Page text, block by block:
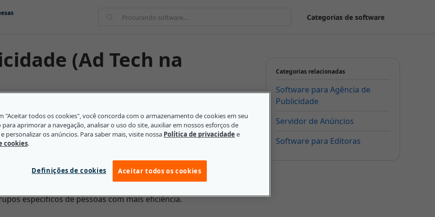
Categorias de software
é um termo usado para descrever a tecnologia e
Isso pode incluir tudo, desde servidores de
e plataformas de atribuição. Esse tipo de
da maneira mais eficaz para os anunciantes e
desempenho rastreando taxas de cliques (CTR na
métricas. Também fornece informações sobre
de gênero, etc., para que os profissionais de
específicos de pessoas com mais eficiência.
Categorias relacionadas
Software para Agência de
Publicidade
Servidor de Anúncios
Software para Editoras
"Aceitar todos os cookies", você concorda com o armazenamento de cookies em seu
aprimorar a navegação, analisar o uso do site, auxiliar em nossos esforços de
personalizar os anúncios. Para saber mais, visite nossa Política de privacidade e
cookies.
Definições de cookies Aceitar todos os cookies